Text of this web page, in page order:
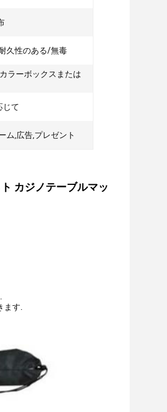
久性のある/無毒
ラーボックスまたは
じて
ム,広告,プレゼント
カジノテーブルマッ
ます.